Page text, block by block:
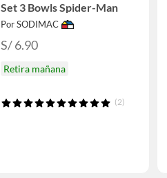
Set 3 Bowls Spider-Man
Por SODIMAC
S/ 6.90
Retira mañana
(2)